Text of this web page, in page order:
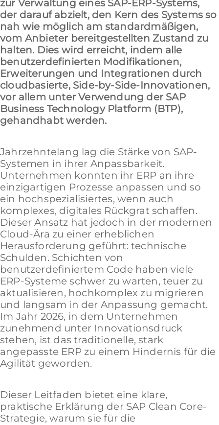
zur Verwaltung eines SAP-ERP-Systems,
der darauf abzielt, den Kern des Systems so
nah wie möglich am standardmäßigen,
vom Anbieter bereitgestellten Zustand zu
halten. Dies wird erreicht, indem alle
benutzerdefinierten Modifikationen,
Erweiterungen und Integrationen durch
cloudbasierte, Side-by-Side-Innovationen,
vor allem unter Verwendung der SAP
Business Technology Platform (BTP),
gehandhabt werden.
Jahrzehntelang lag die Stärke von SAP-
Systemen in ihrer Anpassbarkeit.
Unternehmen konnten ihr ERP an ihre
einzigartigen Prozesse anpassen und so
ein hochspezialisiertes, wenn auch
komplexes, digitales Rückgrat schaffen.
Dieser Ansatz hat jedoch in der modernen
Cloud-Ära zu einer erheblichen
Herausforderung geführt: technische
Schulden. Schichten von
benutzerdefiniertem Code haben viele
ERP-Systeme schwer zu warten, teuer zu
aktualisieren, hochkomplex zu migrieren
und langsam in der Anpassung gemacht.
Im Jahr 2026, in dem Unternehmen
zunehmend unter Innovationsdruck
stehen, ist das traditionelle, stark
angepasste ERP zu einem Hindernis für die
Agilität geworden.
Dieser Leitfaden bietet eine klare,
praktische Erklärung der SAP Clean Core-
Strategie, warum sie für die